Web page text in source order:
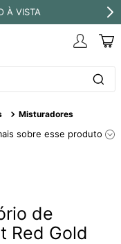
EM ATÉ 10X SEM
Misturadores
sobre esse produto
de
Red Gold